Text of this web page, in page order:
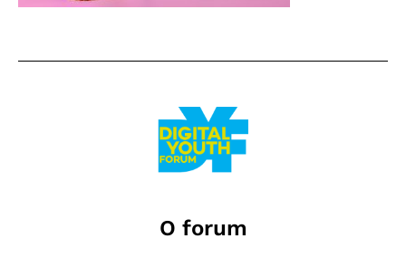
O forum